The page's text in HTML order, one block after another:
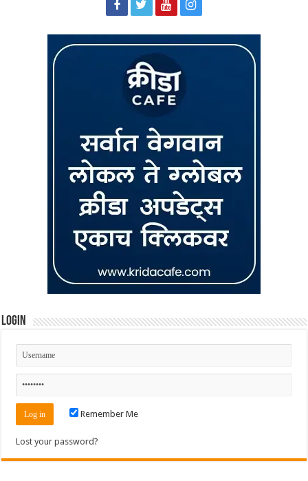
Login
Remember Me
Lost your password?